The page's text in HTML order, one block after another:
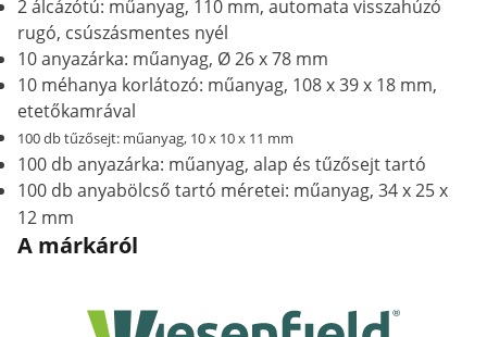
2 álcázótú: műanyag, 110 mm, automata visszahúzó
rugó, csúszásmentes nyél
10 anyazárka: műanyag, Ø 26 x 78 mm
10 méhanya korlátozó: műanyag, 108 x 39 x 18 mm,
etetőkamrával
100 db tűzősejt: műanyag, 10 x 10 x 11 mm
100 db anyazárka: műanyag, alap és tűzősejt tartó
100 db anyabölcső tartó méretei: műanyag, 34 x 25 x
12 mm
A márkáról